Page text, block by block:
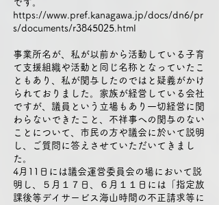
です。
https://www.pref.kanagawa.jp/docs/dn6/pr
s/documents/r3845025.html
事業所名が、私が以前から活動している子育
て支援組織や活動と同じ名称となっていたこ
ともあり、私が関与したのではと疑義がかけ
られておりました。家族が経営している会社
ですが、議員という立場もあり一切経営に関
わらないできたこと、不祥事への関与のない
ことについて、市民の方や議会に於いて説明
し、ご質問に答えさせていただいてきまし
た。
4月11日には議会運営委員会の場において説
明し、５月１７日、６月１１日には「指定放
課後等デイサービス海山時間の不正請求等に